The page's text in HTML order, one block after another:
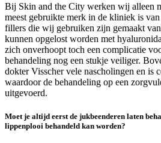
Bij Skin and the City werken wij alleen
meest gebruikte merk in de kliniek is
fillers die wij gebruiken zijn gemaakt
kunnen opgelost worden met
zich onverhoopt toch een complicatie
behandeling nog een stukje veiliger.
dokter Visscher vele nascholingen en is
waardoor de behandeling op een
uitgevoerd.
Moet je altijd eerst de jukbeenderen laten
lippenplooi behandeld kan worden?